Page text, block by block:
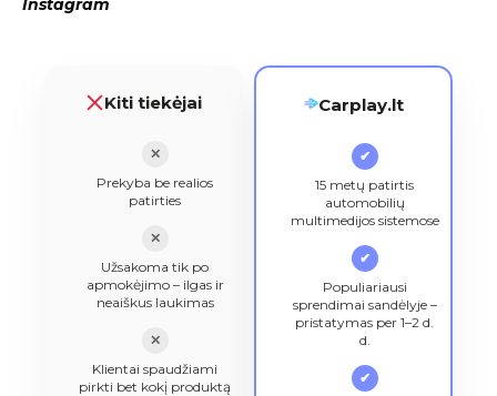
Kiti tiekėjai
✕
Prekyba be realios
patirties
✕
Užsakoma tik po
apmokėjimo – ilgas ir
neaiškus laukimas
✕
Klientai spaudžiami
pirkti bet kokį produktą
Carplay.lt
✔
15 metų patirtis
automobilių
multimedijos sistemose
✔
Populiariausi
sprendimai sandėlyje –
pristatymas per 1–2 d.
d.
✔